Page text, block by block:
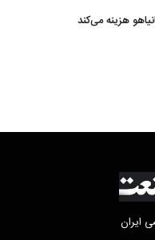
هزینه می‌کند